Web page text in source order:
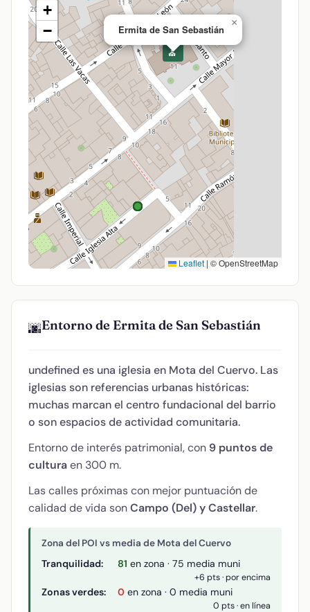
⛪
Ermita de San Sebastián
×
+
−
Leaflet | © OpenStreetMap
🌆Entorno de Ermita de San Sebastián
undefined es una iglesia en Mota del Cuervo. Las
iglesias son referencias urbanas históricas:
muchas marcan el centro fundacional del barrio
o son espacios de actividad comunitaria.
Entorno de interés patrimonial, con 9 puntos de
culturaen 300 m.
Las calles próximas con mejor puntuación de
calidad de vida sonCampo (Del) y Castellar.
Zona del POI vs media de Mota del Cuervo
Tranquilidad: 81 en zona · 75 media muni
+6 pts · por encima
Zonas verdes: 0 en zona · 0 media muni
0 pts · en línea